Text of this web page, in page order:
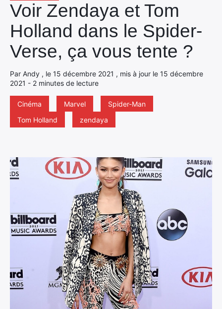
Voir Zendaya et Tom
Holland dans le Spider-
Verse, ça vous tente ?
Par Andy , le 15 décembre 2021 , mis à jour le 15 décembre
2021 - 2 minutes de lecture
Cinéma Marvel
Spider-Man
Tom Holland
zendaya